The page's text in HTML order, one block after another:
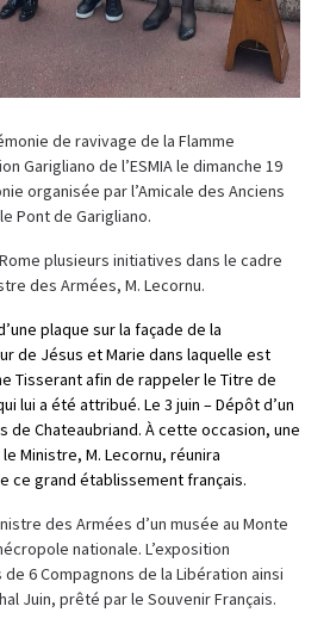
de ravivage de la Flamme
Garigliano de l’ESMIA le dimanche 19
organisée par l’Amicale des Anciens
Pont de Garigliano.
plusieurs initiatives dans le cadre
des Armées, M. Lecornu.
plaque sur la façade de la
de Jésus et Marie dans laquelle est
Tisserant afin de rappeler le Titre de
lui a été attribué. Le 3 juin – Dépôt d’un
de Chateaubriand. À cette occasion, une
Ministre, M. Lecornu, réunira
ce grand établissement français.
des Armées d’un musée au Monte
nationale. L’exposition
6 Compagnons de la Libération ainsi
Juin, prêté par le Souvenir Français.